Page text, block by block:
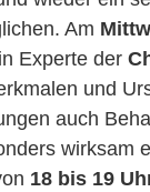
Am
Experte der
und
auch
wirksam
18 bis 19